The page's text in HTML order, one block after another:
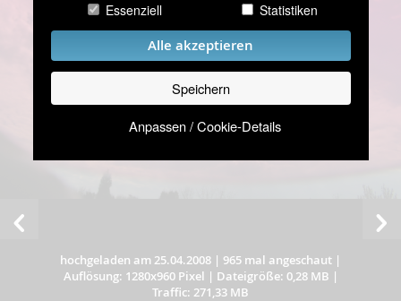
Essenziell
Statistiken
Alle akzeptieren
Speichern
Anpassen / Cookie-Details
hochgeladen am 25.04.2008 | 965 mal angeschaut |
Auflösung: 1280x960 Pixel | Dateigröße: 0,28 MB |
Traffic: 271,33 MB